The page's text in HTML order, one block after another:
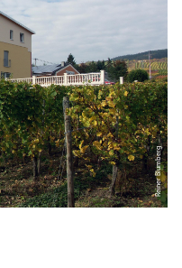
Reiner Blumberg